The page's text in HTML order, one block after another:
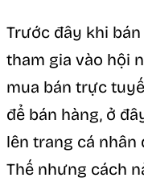
Trước đây khi
tham gia vào hội
mua bán trực
để bán hàng, ở
lên trang cá nhân
Thế nhưng cách